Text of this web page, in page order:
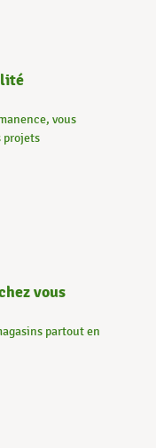
vous
projets
vous
partout en